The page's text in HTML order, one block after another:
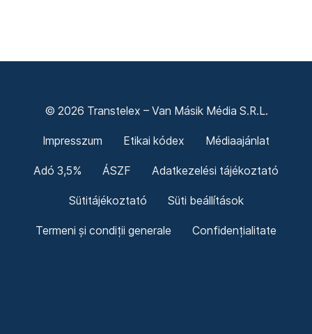
© 2026 Transtelex – Van Másik Média S.R.L.
Impresszum Etikai kódex Médiaajánlat
Adó 3,5% ÁSZF Adatkezelési tájékoztató
Sütitájékoztató Süti beállítások
Termeni și condiții generale Confidențialitate